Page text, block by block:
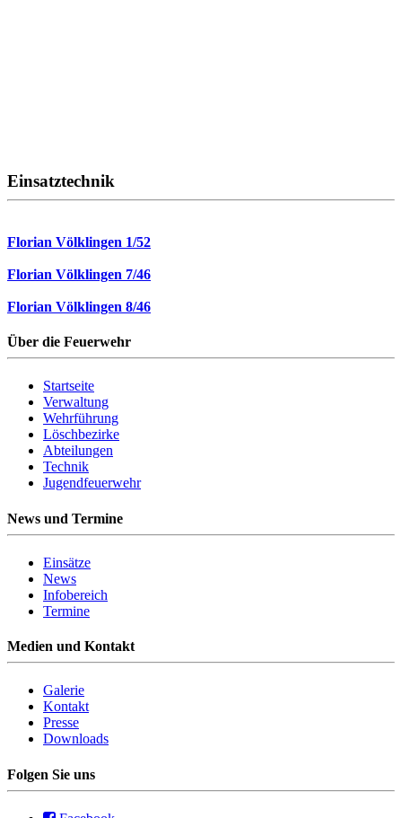
Einsatztechnik
Florian Völklingen 1/52
Florian Völklingen 7/46
Florian Völklingen 8/46
Über die Feuerwehr
Startseite
Verwaltung
Wehrführung
Löschbezirke
Abteilungen
Technik
Jugendfeuerwehr
News und Termine
Einsätze
News
Infobereich
Termine
Medien und Kontakt
Galerie
Kontakt
Presse
Downloads
Folgen Sie uns